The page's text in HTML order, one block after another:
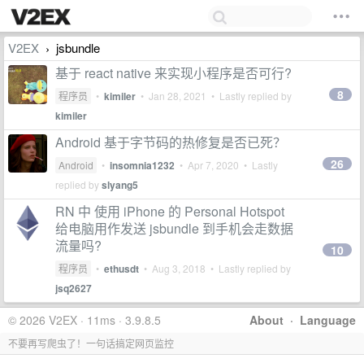
V2EX › jsbundle
基于 react native 来实现小程序是否可行?
程序员 • kimiler • Jan 28, 2021 • Lastly replied by
kimiler
8
Android 基于字节码的热修复是否已死？
Android • insomnia1232 • Apr 7, 2020 • Lastly
replied byslyang5
26
RN 中 使用 iPhone 的 Personal Hotspot
给电脑用作发送 jsbundle 到手机会走数据
流量吗?
程序员 • ethusdt • Aug 3, 2018 • Lastly replied by
jsq2627
10
About · Language
© 2026 V2EX · 11ms · 3.9.8.5
不要再写爬虫了！一句话搞定网页监控